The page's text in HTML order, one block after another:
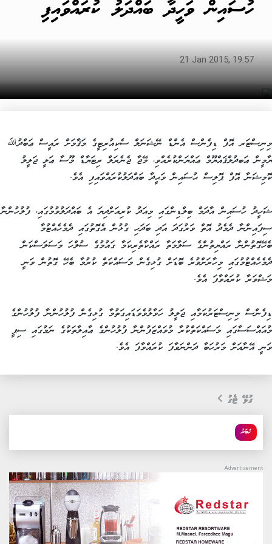
ހުސައިން ވަހީދާ ބައްދަލު ކުރައްވައިފި
21 Jan 2015, 19:57
މިނިސްޓަރ އޮފް ޑިފެންސް އެންޑް ނޭޝަނަލް ސެކިއުރިޓީގެ މަޤާމަށް ރައީސް ޢަބްދުﷲ
ޔާމީން ޢަބދުލްޤައްޔޫމް ޢައްޔަންކުރެއްވި، މޭޖާ ޖެނެރަލް ރިޓަޔާޑް މޫސާ ޢަލީ ޖަލީލު
ކޮމިޝަނާ އޮފް ޕޮލިސް ޙުސައިން ވަޙީދާ ބައްދަލުކުރައްވައިފި އެވެ.
ޝަހީދު ހުސައިން އާދަމް ބިލްޑިންގައި މިއަދު ކުރިއަށްދިޔަ އެ ބައްދަލުވުމުގައި، ފުލުހުންނާ
ސިފައިންނާ ދެމެދު އޮތް ވަރުގަދަ އަދި ބަދަހި ގުޅުން އެގޮތުގައި ދެމެހެއްޓުމާ
ބެހޭގޮތުންނާ ރައްޔިތުންގެ ސަލާމަތާ ރައްކާތެރިކަމާ ގައުމުގެ ސުލްހަ މަސަލަސްކަން
ދެމެހެއްޓުމުގައި މިހާރަށްވުރެ ބޮޑަށް ގުޅިގެން މަސައްކަތް ކުރުމާ ބެހޭ ގޮތުން ވަނީ
މަޝްވަރާ ކުރައްވާފަ އެވެ.
ޑިފެންސް މިނިސްޓަރުކަމާއި ޖަލީލު ހަވާލުވެވަޑައިގަތުމާ ގުޅިގެން ފުލުހުންނާ ފުލުހުންގެ
މުއައްސަސާގައި މަސައްކަތްކުރާ މުވައްޒަފުންނާ ފުލުހުންގެ ޢާއިލާތަކުގެ ނަމުގައި ސިޕީ
ވަނީ އޭނާއަށް މަރުހަބާ ދަންނަވާފަ ކުރައްވާފަ އެވެ.
ގުޅޭ ޓެގު
ޚަބަރު